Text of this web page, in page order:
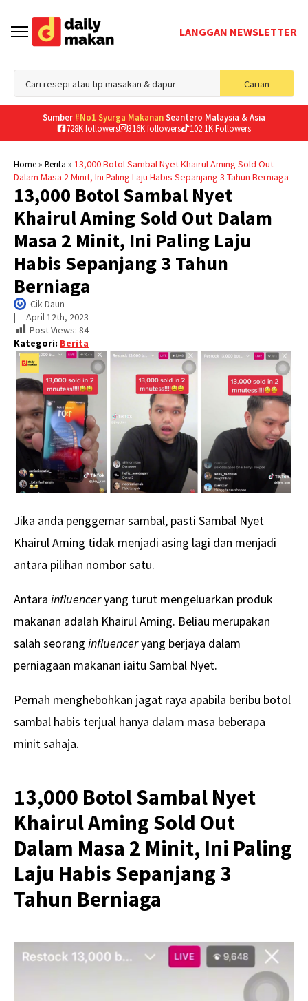
LANGGAN NEWSLETTER
Carian
for:
Sumber #No1 Syurga MakananSeantero Malaysia & Asia
728K followers
316K followers 102.1K Followers
Home» Berita » 13,000 Botol Sambal Nyet Khairul Aming Sold Out
Dalam Masa 2 Minit, Ini Paling Laju Habis Sepanjang 3 Tahun Berniaga
13,000 Botol Sambal Nyet
Khairul Aming Sold Out Dalam
Masa 2 Minit, Ini Paling Laju
Habis Sepanjang 3 Tahun
Berniaga
Cik Daun
| April 12th, 2023
Post Views: 84
Kategori: Berita
Jika anda penggemar sambal, pasti Sambal Nyet
Khairul Aming tidak menjadi asing lagi dan menjadi
antara pilihan nombor satu.
Antara influenceryang turut mengeluarkan produk
makanan adalah Khairul Aming. Beliau merupakan
salah seorang influenceryang berjaya dalam
perniagaan makanan iaitu Sambal Nyet.
Pernah menghebohkan jagat raya apabila beribu botol
sambal habis terjual hanya dalam masa beberapa
minit sahaja.
13,000 Botol Sambal Nyet
Khairul Aming Sold Out
Dalam Masa 2 Minit, Ini Paling
Laju Habis Sepanjang 3
Tahun Berniaga